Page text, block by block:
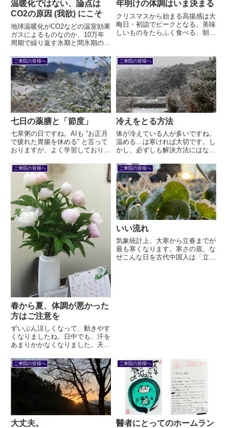
温暖化ではない、論点は
CO2の原因 (我欲) にこそ
地球温暖化がCO2などの温室効果
ガスによるものなのか、10万年
周期で繰り返す氷期と間氷期のサ
そこではない。論点は我欲が行き
過ぎなのか、そうでないのかにあ
る。
年明けの体調はいま決まる
クリスマスから始まる高揚感は大
晦日・初詣でピークとなる。美味
しいものをたらふく食べる、朝か
る。貯金ではない。痰湿である。
ご来院の皆様へ
七日の薬膳と「節度」
七草粥の日ですね。AIも “お正月
で疲れた胃腸を休める” と言って
おりますが、よく学習しておりま
も代表的な薬膳と言えるでしょ
う。薬膳の基本とは何でしょう
か？ 健康を増進するための食事
であることです。そのために必要
なこととは？
ご来院の皆様へ
冷えをとる方法
体が冷えている人が多いですね。
温める…は寒ければ大切です。し
かし、必ずしも解決方法にはなり
く、根本的なことを考えてみまし
ょう。
ご来院の皆様へ
春から夏、体調が悪かった
方はご注意を
ずいぶん涼しくなって、動きやす
くなりましたね。日中でも、汗を
あまりかかなくなりました。天気
なりますね。しかし、春から夏に
かけて体調が悪かった方は要注意
です。木の芽時の春しんどい、夏
は暑くてうごけない。今やっ
ご来院の皆様へ
いい流れ
気象統計上、大寒から立春までが
最も寒くなります。寒さの底、な
ぜこんな日を古代中国人は「立
ご来院の皆様へ
大丈夫。
ご来院の皆様へ
醫者にとってのホームラン